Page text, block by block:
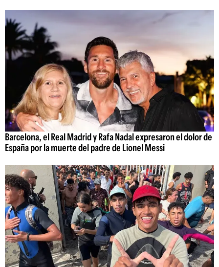
Barcelona, el Real Madrid y Rafa Nadal expresaron el dolor de
España por la muerte del padre de Lionel Messi